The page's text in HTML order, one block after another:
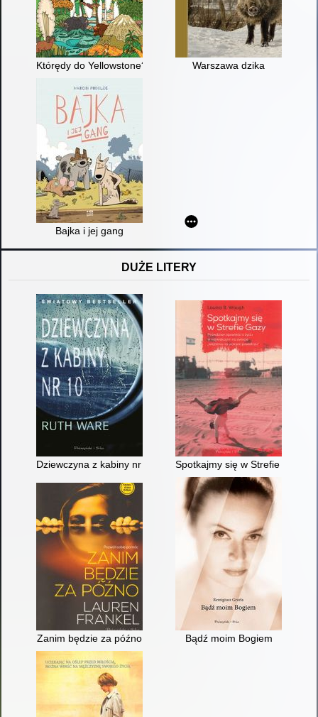
Którędy do Yellowstone? : dzika podróż po parkach
Warszawa dzika
Bajka i jej gang
DUŻE LITERY
Dziewczyna z kabiny nr 10 Spotkajmy się w Strefie Gazy :
Zanim będzie za późno Bądź moim Bogiem